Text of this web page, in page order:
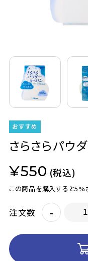
お問い合わせ
ご利用案内
よくあるご質問
会員登録でお得
NEWS一覧
利用規約
さらさらパウ
¥550 (税込)
この商品を購入すると5%
注文数 -